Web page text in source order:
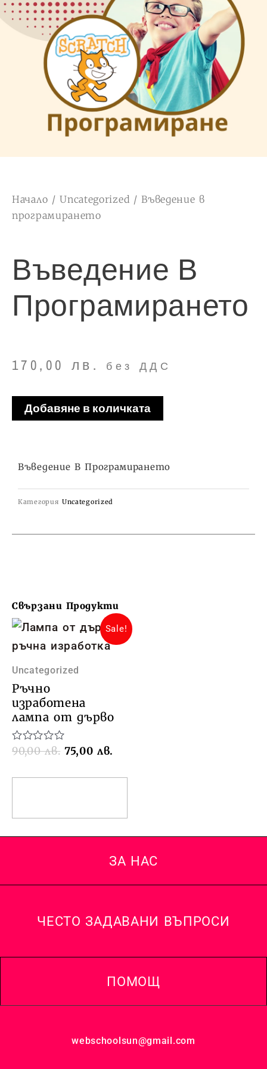
Начало /Uncategorized / Въведение в
програмирането
Въведение В
Програмирането
170,00 лв. без ДДС
количество
за
в
Добавяне в количката
Свързани Продукти
Sale!
Uncategorized
Ръчно
изработена
лампа от дърво
Оценено
от
90,00лв.
Original
price
was:
90,00 лв..
75,00 лв.
Текущата
цена
Въведение В Програмирането
Категория Uncategorized
ЗА НАС
ЧЕСТО ЗАДАВАНИ ВЪПРОСИ
ПОМОЩ
webschoolsun@gmail.com